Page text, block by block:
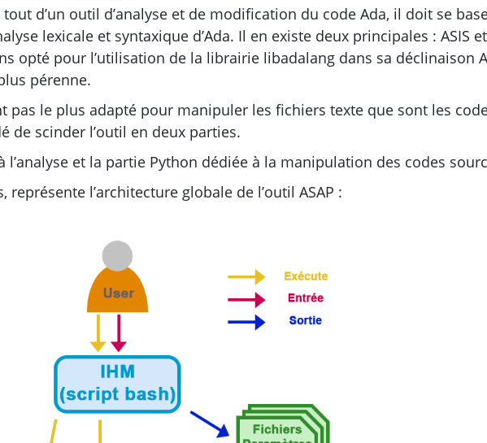
tout d’un outil d’analyse et de modification du code Ada, il doit se
lexicale et syntaxique d’Ada. Il en existe deux principales : ASIS et
opté pour l’utilisation de la librairie libadalang dans sa déclinaison
pérenne.
pas le plus adapté pour manipuler les fichiers texte que sont les
de scinder l’outil en deux parties.
l’analyse et la partie Python dédiée à la manipulation des codes
représente l’architecture globale de l’outil ASAP :